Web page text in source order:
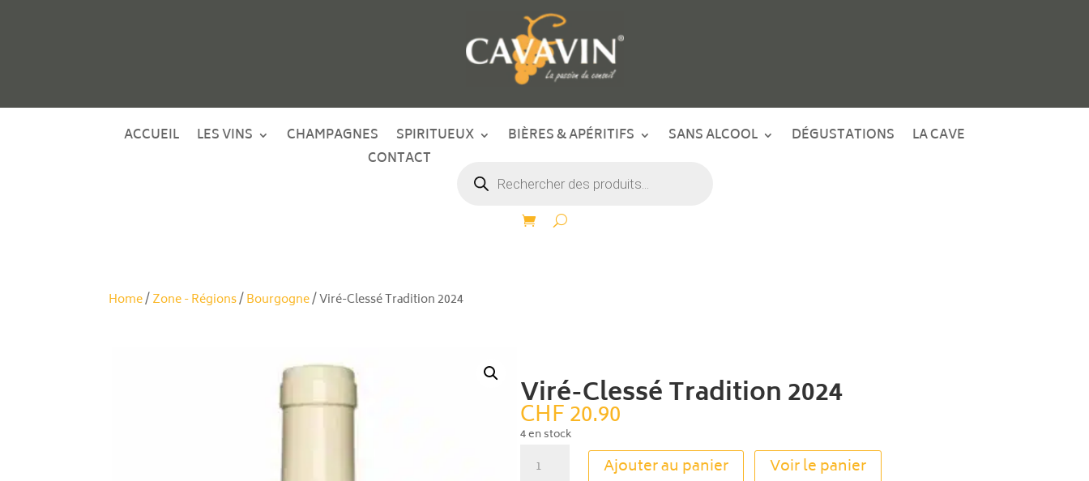
ACCUEIL LES VINS CHAMPAGNES SPIRITUEUX BIÈRES & APÉRITIFS SANS ALCOOL DÉGUSTATIONS
LA CAVE
CONTACT
produits
Home/Zone - Régions/Bourgogne/ Viré-Clessé Tradition 2024
Viré-Clessé Tradition 2024
CHF20.90
4 en stock
Ajouter au panier Voir le panier
A